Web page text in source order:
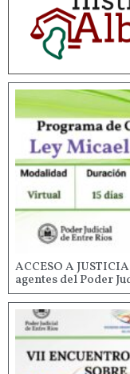
ACCESO A
agentes del Poder